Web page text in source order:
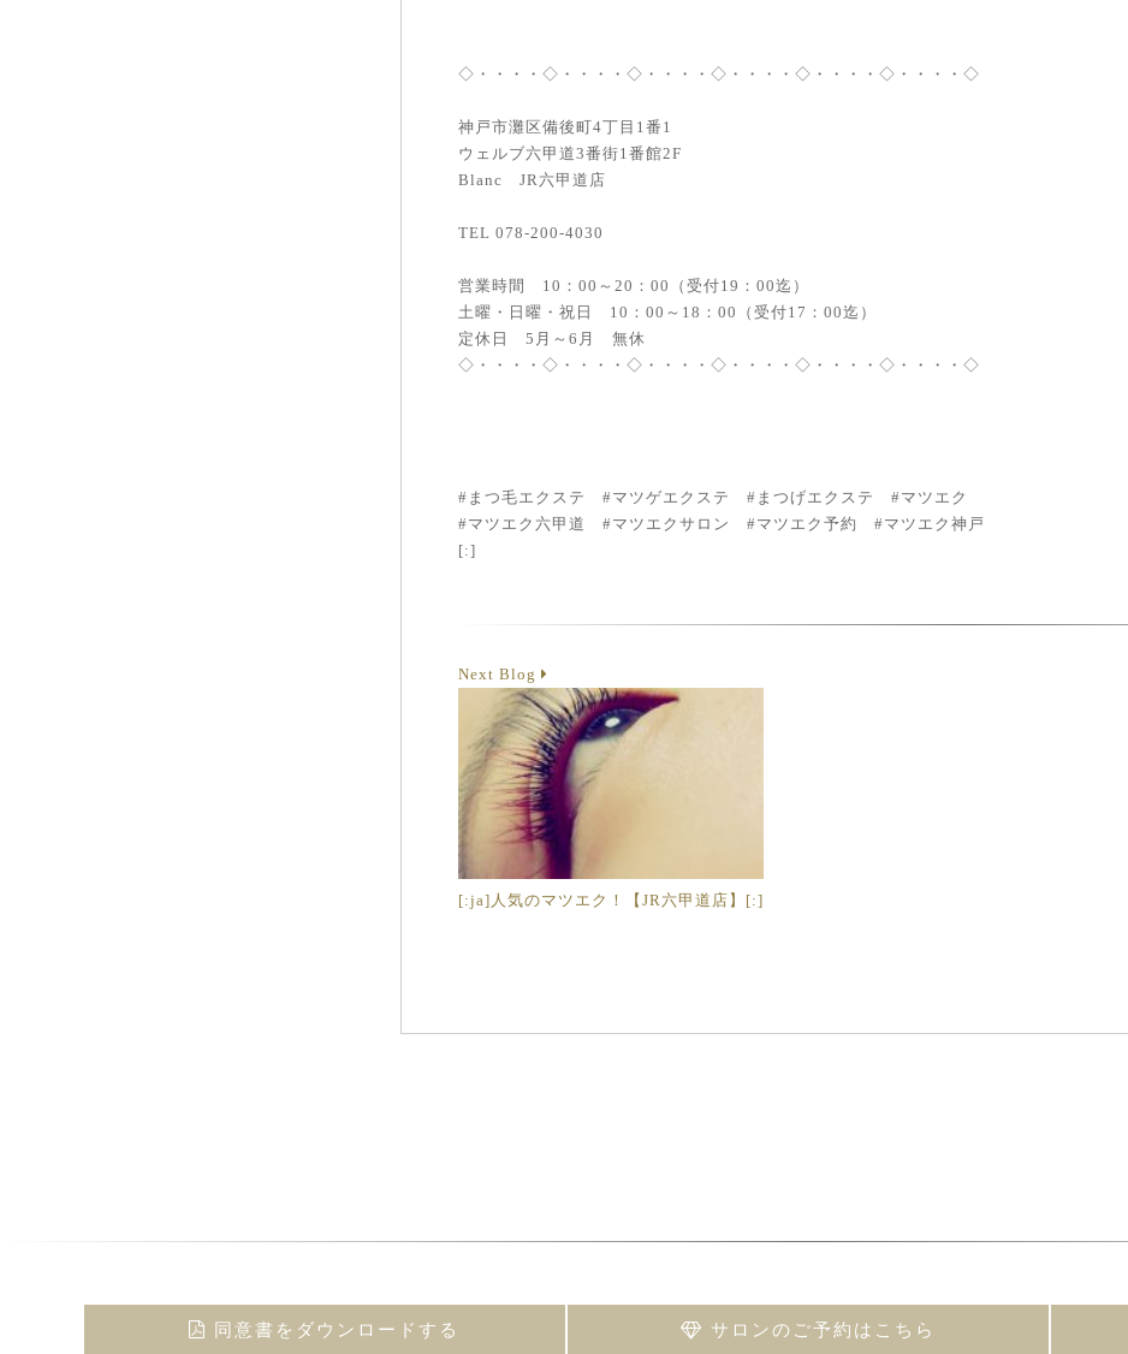
◇・・・・◇・・・・◇・・・・◇・・・・◇・・・・◇・・・・◇
神戸市灘区備後町4丁目1番1
ウェルブ六甲道3番街1番館2F
Blanc JR六甲道店
TEL 078-200-4030
営業時間 10：00～20：00（受付19：00迄）
土曜・日曜・祝日 10：00～18：00（受付17：00迄）
定休日 5月～6月 無休
◇・・・・◇・・・・◇・・・・◇・・・・◇・・・・◇・・・・◇
#まつ毛エクステ #マツゲエクステ #まつげエクステ #マツエク
#マツエク六甲道 #マツエクサロン #マツエク予約 #マツエク神戸
[:]
Next Blog
[:ja]人気のマツエク！【JR六甲道店】[:]
同意書をダウンロードする サロンのご予約はこちら